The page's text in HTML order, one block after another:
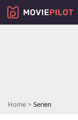
Home Serien